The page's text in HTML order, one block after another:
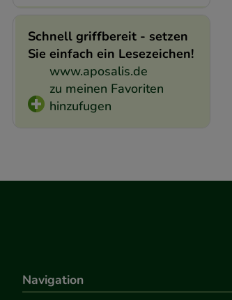
Schnell griffbereit - setzen
Sie einfach ein Lesezeichen!
www.aposalis.de
zu meinen Favoriten
hinzufugen
Navigation